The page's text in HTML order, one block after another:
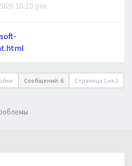
10:10 pm
Сообщений: 6 Страница 1 из 1